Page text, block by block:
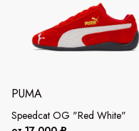
PUMA
Speedcat OG "Red White"